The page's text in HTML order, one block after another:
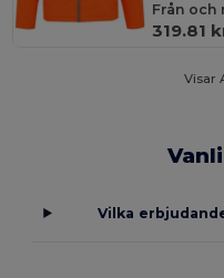
Från och
319.81
Visar
Vilka